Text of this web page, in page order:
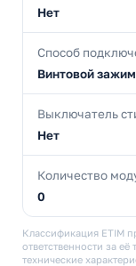
Нет
Способ
Винтовой зажим
Выключатель
Нет
Количество
0
Классификация ETIM
ответственности за
технические